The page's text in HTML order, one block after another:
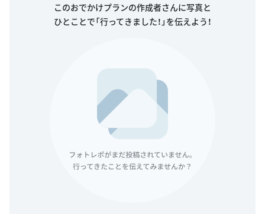
このおでかけプランの作成者さんに写真と
ひとことで「行ってきました！」を伝えよう！